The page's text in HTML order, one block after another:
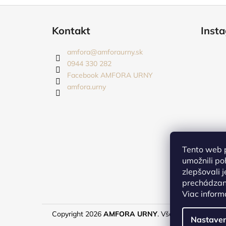
Tento web
umožnili
zlepšovali
Viac
Kontakt
amfora@amforaurny.sk
0944 330 282
Facebook AMFORA URNY
amfora.urny
Copyright 2026 AMFORA URNY. Všetky práva